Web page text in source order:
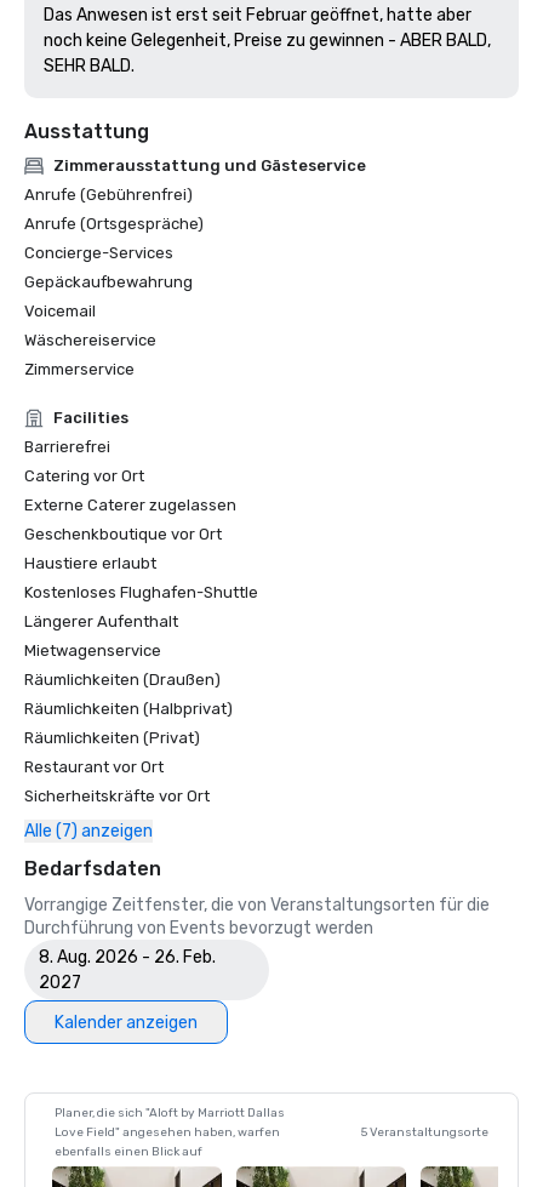
Das Anwesen ist erst seit Februar geöffnet, hatte aber
noch keine Gelegenheit, Preise zu gewinnen - ABER BALD,
SEHR BALD.
Ausstattung
Zimmerausstattung und Gästeservice
Anrufe (Gebührenfrei)
Anrufe (Ortsgespräche)
Concierge-Services
Gepäckaufbewahrung
Voicemail
Wäschereiservice
Zimmerservice
Facilities
Barrierefrei
Catering vor Ort
Externe Caterer zugelassen
Geschenkboutique vor Ort
Haustiere erlaubt
Kostenloses Flughafen-Shuttle
Längerer Aufenthalt
Mietwagenservice
Räumlichkeiten (Draußen)
Räumlichkeiten (Halbprivat)
Räumlichkeiten (Privat)
Restaurant vor Ort
Sicherheitskräfte vor Ort
Alle (7) anzeigen
Bedarfsdaten
Vorrangige Zeitfenster, die von Veranstaltungsorten für die
Durchführung von Events bevorzugt werden
8. Aug. 2026 - 26. Feb.
2027
Kalender anzeigen
Planer, die sich "Aloft by Marriott Dallas
Love Field" angesehen haben, warfen
ebenfalls einen Blick auf
5 Veranstaltungsorte